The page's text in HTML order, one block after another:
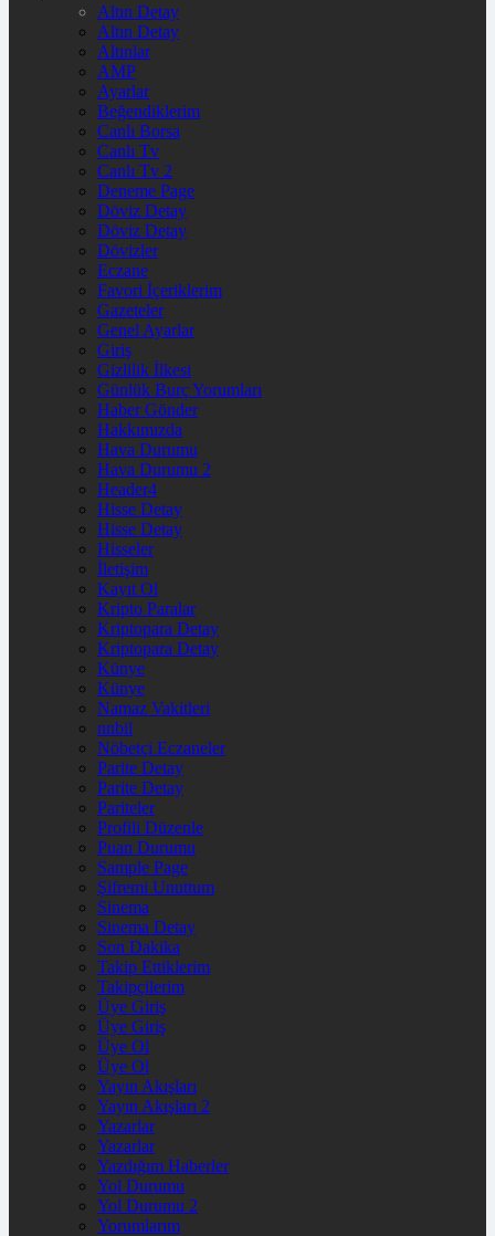
Altın Detay
Altın Detay
Altınlar
AMP
Ayarlar
Beğendiklerim
Canlı Borsa
Canlı Tv
Canlı Tv 2
Deneme Page
Döviz Detay
Döviz Detay
Dövizler
Eczane
Favori İçeriklerim
Gazeteler
Genel Ayarlar
Giriş
Gizlilik İlkesi
Günlük Burç Yorumları
Haber Gönder
Hakkımızda
Hava Durumu
Hava Durumu 2
Header4
Hisse Detay
Hisse Detay
Hisseler
İletişim
Kayıt Ol
Kripto Paralar
Kriptopara Detay
Kriptopara Detay
Künye
Künye
Namaz Vakitleri
nnbil
Nöbetçi Eczaneler
Parite Detay
Parite Detay
Pariteler
Profili Düzenle
Puan Durumu
Sample Page
Şifremi Unuttum
Sinema
Sinema Detay
Son Dakika
Takip Ettiklerim
Takipçilerim
Üye Giriş
Üye Giriş
Üye Ol
Üye Ol
Yayın Akışları
Yayın Akışları 2
Yazarlar
Yazarlar
Yazdığım Haberler
Yol Durumu
Yol Durumu 2
Yorumlarım